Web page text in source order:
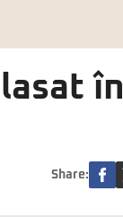
în
Share: